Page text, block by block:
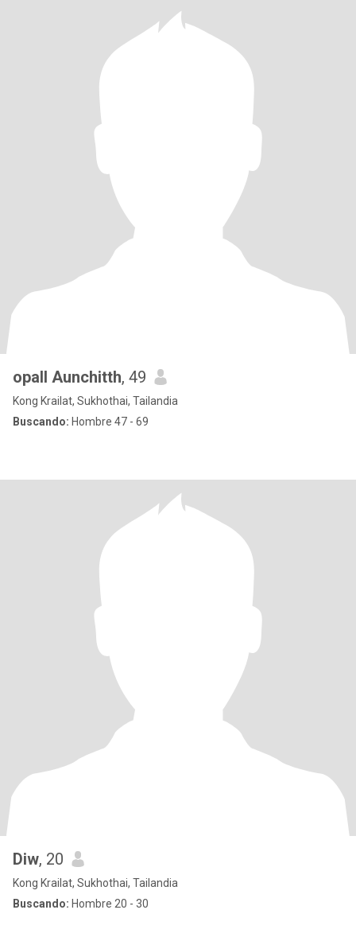
opall Aunchitth, 49
Kong Krailat, Sukhothai, Tailandia
Buscando: Hombre 47 - 69
Diw, 20
Kong Krailat, Sukhothai, Tailandia
Buscando: Hombre 20 - 30